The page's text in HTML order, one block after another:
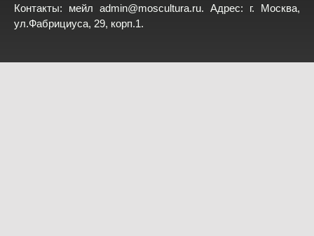
Контакты: мейл admin@moscultura.ru. Адрес: г. Москва,
ул.Фабрициуса, 29, корп.1.